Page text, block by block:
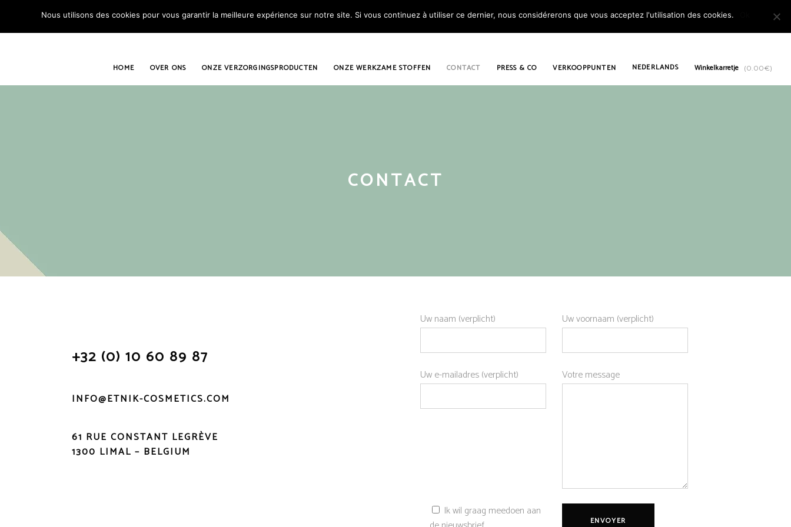
HOME OVER ONS ONZE VERZORGINGSPRODUCTEN ONZE WERKZAME STOFFEN CONTACT PRESS & CO VERKOOPPUNTEN NEDERLANDS Winkelkarretje (0.00€)
CONTACT
+32 (0) 10 60 89 87
INFO@ETNIK-COSMETICS.COM
61 RUE CONSTANT LEGRÈVE
1300 LIMAL – BELGIUM
Uw naam (verplicht) Uw voornaam (verplicht)
Uw e-mailadres (verplicht) Votre message
Ik wil graag meedoen aan
Nous utilisons des cookies pour vous garantir la meilleure expérience sur notre site. Si vous continuez à utiliser ce dernier, nous considérerons que vous acceptez l'utilisation des cookies.